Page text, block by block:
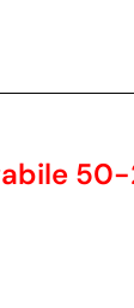
50-